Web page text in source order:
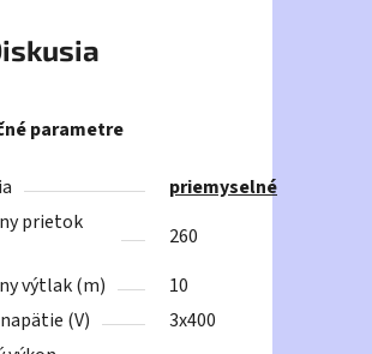
parametre
priemyselné
prietok
260
výtlak (m)
10
(V)
3x400